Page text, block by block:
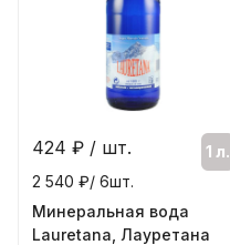
424 ₽ / шт.
1 л.
2 540 ₽/ 6шт.
Минеральная вода
Lauretana, Лауретана